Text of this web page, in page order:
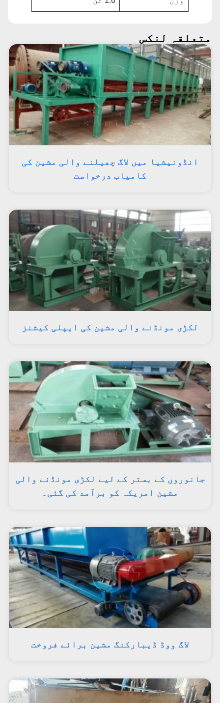
متعلقہ لنکس
انڈونیشیا میں لاگ چھیلنے والی مشین کی
کامیاب درخواست
لکڑی مونڈنے والی مشین کی ایپلی کیشنز
جانوروں کے بستر کے لیے لکڑی مونڈنے والی
مشین امریکہ کو برآمد کی گئی۔
لاگ ووڈ ڈیبارکنگ مشین برائے فروخت